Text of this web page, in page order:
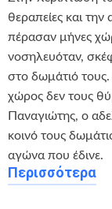
θεραπείες και την
πέρασαν μήνες
νοσηλευόταν,
στο δωμάτιό
χώρος δεν τους
Παναγιώτης, ο
κοινό τους
αγώνα που έδινε.
Περισσότερα